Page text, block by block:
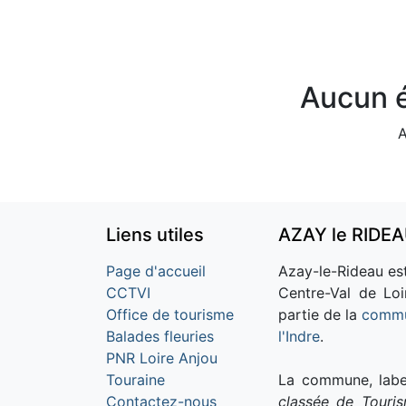
Aucun
Liens utiles
Page d'accueil
CCTVI
Office de tourisme
Balades fleuries
PNR Loire Anjou
Touraine
Contactez-nous
AZAY le
Azay-le-Rideau
Centre-Val de
partie de la
l'Indre.
La commune,
classée de